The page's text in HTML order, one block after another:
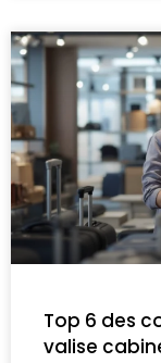
Top 6 des
valise